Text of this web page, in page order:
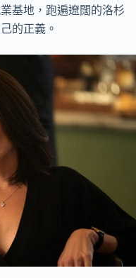
基地，跑遍遼闊的洛杉
的正義。